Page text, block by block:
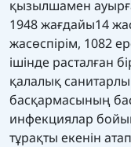
қызылшамен
1948 жағдайы14
жасөспірім, 1082
ішінде расталған
қалалық
басқармасының
инфекциялар
тұрақты екенін